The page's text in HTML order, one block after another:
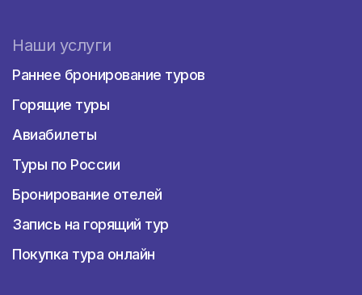
Наши услуги
Раннее бронирование туров
Горящие туры
Авиабилеты
Туры по России
Бронирование отелей
Запись на горящий тур
Покупка тура онлайн